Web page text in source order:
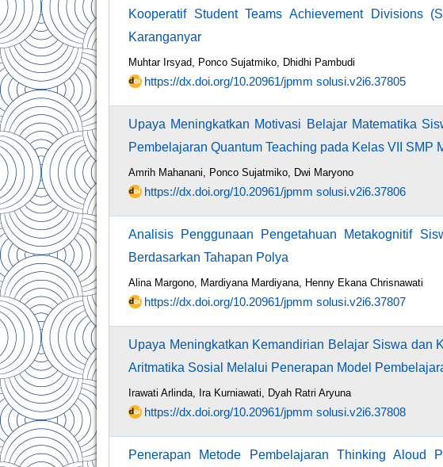
Kooperatif Student Teams Achievement Divisions
Karanganyar
Muhtar Irsyad, Ponco Sujatmiko, Dhidhi Pambudi
https://dx.doi.org/10.20961/jpmm solusi.v2i6.37805
Upaya Meningkatkan Motivasi Belajar Matematika
Pembelajaran Quantum Teaching pada Kelas VII SMP
Amrih Mahanani, Ponco Sujatmiko, Dwi Maryono
https://dx.doi.org/10.20961/jpmm solusi.v2i6.37806
Analisis Penggunaan Pengetahuan Metakognitif
Berdasarkan Tahapan Polya
Alina Margono, Mardiyana Mardiyana, Henny Ekana Chrisnawati
https://dx.doi.org/10.20961/jpmm solusi.v2i6.37807
Upaya Meningkatkan Kemandirian Belajar Siswa dan
Aritmatika Sosial Melalui Penerapan Model
Irawati Arlinda, Ira Kurniawati, Dyah Ratri Aryuna
https://dx.doi.org/10.20961/jpmm solusi.v2i6.37808
Penerapan Metode Pembelajaran Thinking Aloud